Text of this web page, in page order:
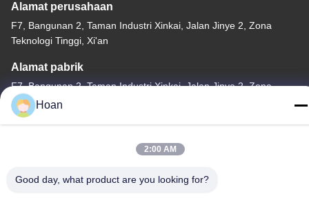
Alamat perusahaan
F7, Bangunan 2, Taman Industri Xinkai, Jalan Jinye 2, Zona
Teknologi Tinggi, Xi'an
Alamat pabrik
F7, Bangunan 2, Taman Industri Xinkai, Jalan Jinye 2, Zona
Teknologi Tinggi, Xi'an
Telp
Hoan
2:00 AM
Good day, what product are you looking for?